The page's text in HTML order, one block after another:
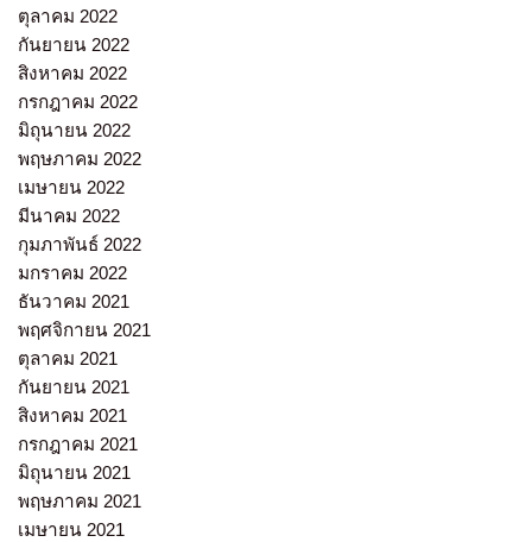
ตุลาคม 2022
กันยายน 2022
สิงหาคม 2022
กรกฎาคม 2022
มิถุนายน 2022
พฤษภาคม 2022
เมษายน 2022
มีนาคม 2022
กุมภาพันธ์ 2022
มกราคม 2022
ธันวาคม 2021
พฤศจิกายน 2021
ตุลาคม 2021
กันยายน 2021
สิงหาคม 2021
กรกฎาคม 2021
มิถุนายน 2021
พฤษภาคม 2021
เมษายน 2021